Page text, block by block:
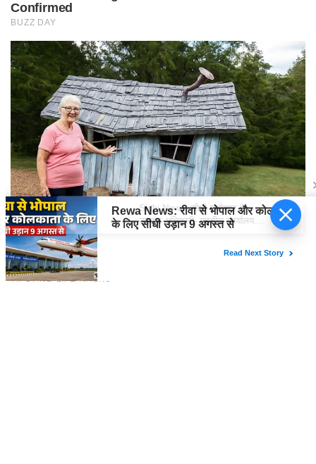
Sidhi News: सीधी कलेक्टर ने उपखंड
अधिकारी- तहसील कार्यालय कुसमी का
किया औचक निरीक्षण